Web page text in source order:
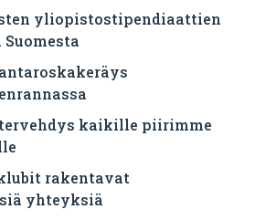
yliopistostipendiaattien
kaikille piirimme
rakentavat
yhteyksiä